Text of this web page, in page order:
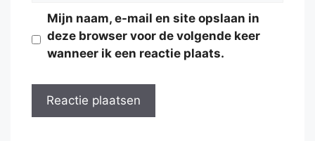
Mijn naam, e-mail en site opslaan in
deze browser voor de volgende keer
wanneer ik een reactie plaats.